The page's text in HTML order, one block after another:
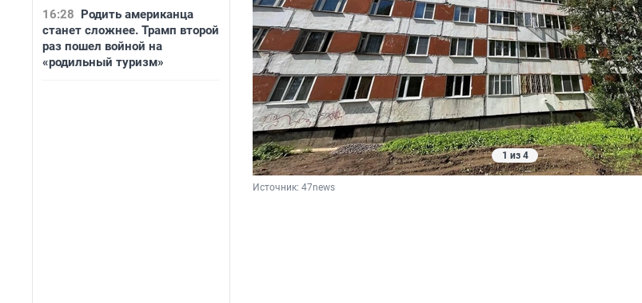
16:28 Родить американца
станет сложнее. Трамп второй
раз пошел войной на
«родильный туризм»
1 из 4
Источник: 47news